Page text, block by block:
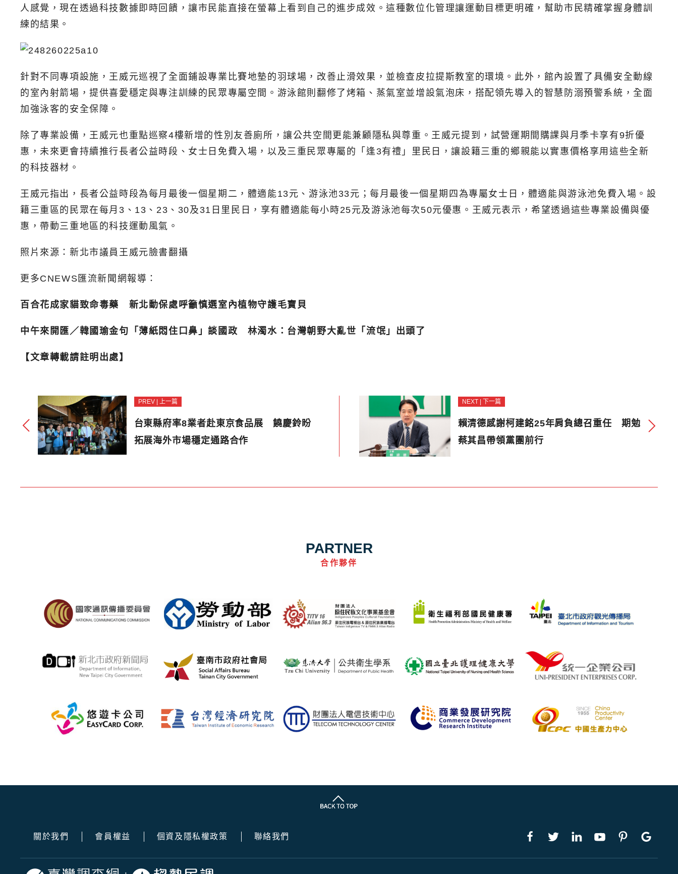
人感覺，現在透過科技數據即時回饋，讓市民能直接在螢幕上看到自己的進步成效。這種數位化管理讓運動目標更明確，幫助市民精確掌握身體訓
練的結果。
針對不同專項設施，王威元巡視了全面鋪設專業比賽地墊的羽球場，改善止滑效果，並檢查皮拉提斯教室的環境。此外，館內設置了具備安全動線
的室內射箭場，提供喜愛穩定與專注訓練的民眾專屬空間。游泳館則翻修了烤箱、蒸氣室並增設氣泡床，搭配領先導入的智慧防溺預警系統，全面
加強泳客的安全保障。
除了專業設備，王威元也重點巡察4樓新增的性別友善廁所，讓公共空間更能兼顧隱私與尊重。王威元提到，試營運期間購課與月季卡享有9折優
惠，未來更會持續推行長者公益時段、女士日免費入場，以及三重民眾專屬的「逢3有禮」里民日，讓設籍三重的鄉親能以實惠價格享用這些全新
的科技器材。
王威元指出，長者公益時段為每月最後一個星期二，體適能13元、游泳池33元；每月最後一個星期四為專屬女士日，體適能與游泳池免費入場。設
籍三重區的民眾在每月3、13、23、30及31日里民日，享有體適能每小時25元及游泳池每次50元優惠。王威元表示，希望透過這些專業設備與優
惠，帶動三重地區的科技運動風氣。
照片來源：新北市議員王威元臉書翻攝
更多CNEWS匯流新聞網報導：
百合花成家貓致命毒藥 新北動保處呼籲慎選室內植物守護毛寶貝
中午來開匯／韓國瑜金句「薄紙悶住口鼻」談國政 林濁水：台灣朝野大亂世「流氓」出頭了
【文章轉載請註明出處】
PREV | 上一篇
台東縣府率8業者赴東京食品展 饒慶鈴盼
拓展海外市場穩定通路合作
NEXT | 下一篇
賴清德感謝柯建銘25年肩負總召重任 期勉
蔡其昌帶領黨團前行
PARTNER
合作夥伴
關於我們 會員權益 個資及隱私權政策 聯絡我們